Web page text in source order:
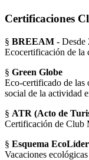
Certificaciones
§ BREEAM - Desde
Ecocertificación de la
§ Green Globe
Eco-certificado de las
social de la actividad
§ ATR (Acto de
Certificación de Club
§ Esquema
Vacaciones